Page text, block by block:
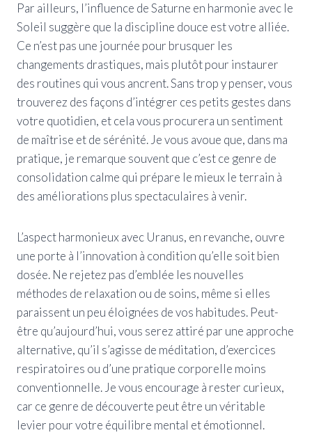
Par ailleurs, l’influence de Saturne en harmonie avec le
Soleil suggère que la discipline douce est votre alliée.
Ce n’est pas une journée pour brusquer les
changements drastiques, mais plutôt pour instaurer
des routines qui vous ancrent. Sans trop y penser, vous
trouverez des façons d’intégrer ces petits gestes dans
votre quotidien, et cela vous procurera un sentiment
de maîtrise et de sérénité. Je vous avoue que, dans ma
pratique, je remarque souvent que c’est ce genre de
consolidation calme qui prépare le mieux le terrain à
des améliorations plus spectaculaires à venir.
L’aspect harmonieux avec Uranus, en revanche, ouvre
une porte à l’innovation à condition qu’elle soit bien
dosée. Ne rejetez pas d’emblée les nouvelles
méthodes de relaxation ou de soins, même si elles
paraissent un peu éloignées de vos habitudes. Peut-
être qu’aujourd’hui, vous serez attiré par une approche
alternative, qu’il s’agisse de méditation, d’exercices
respiratoires ou d’une pratique corporelle moins
conventionnelle. Je vous encourage à rester curieux,
car ce genre de découverte peut être un véritable
levier pour votre équilibre mental et émotionnel.